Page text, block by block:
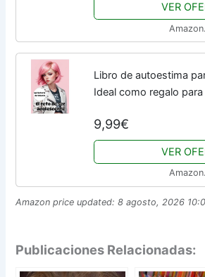
VER
Libro de autoestima
Ideal como regalo
a sí mismas.
9,99€
VER
Amazon price updated:8 agosto, 2026
Publicaciones Relacionadas: